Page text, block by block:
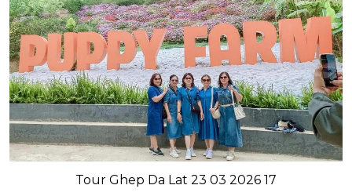
Tour Ghep Da Lat 23 03 2026 17